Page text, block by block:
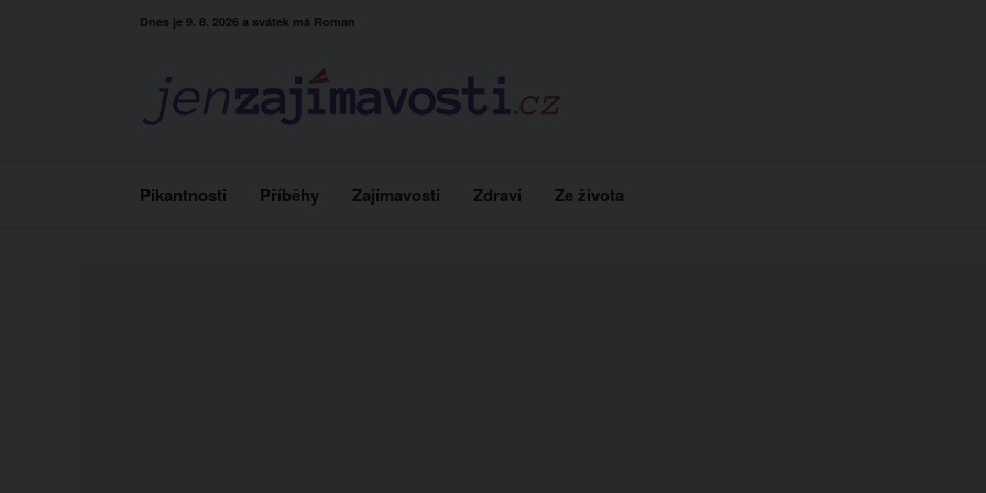
Dnes je 9. 8. 2026 a svátek má Roman
Pikantnosti Příběhy Zajímavosti Zdraví Ze života